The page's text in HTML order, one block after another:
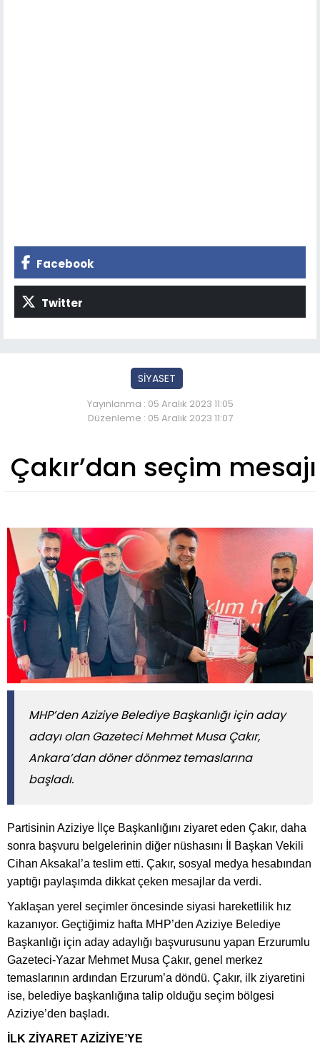
Facebook
Twitter
SİYASET
Yayınlanma : 05 Aralık 2023 11:05
Düzenleme : 05 Aralık 2023 11:07
Çakır’dan seçim mesajı
MHP’den Aziziye Belediye Başkanlığı için aday
adayı olan Gazeteci Mehmet Musa Çakır,
Ankara’dan döner dönmez temaslarına
başladı.
Partisinin Aziziye İlçe Başkanlığını ziyaret eden Çakır, daha
sonra başvuru belgelerinin diğer nüshasını İl Başkan Vekili
Cihan Aksakal’a teslim etti. Çakır, sosyal medya hesabından
yaptığı paylaşımda dikkat çeken mesajlar da verdi.
Yaklaşan yerel seçimler öncesinde siyasi hareketlilik hız
kazanıyor. Geçtiğimiz hafta MHP’den Aziziye Belediye
Başkanlığı için aday adaylığı başvurusunu yapan Erzurumlu
Gazeteci-Yazar Mehmet Musa Çakır, genel merkez
temaslarının ardından Erzurum’a döndü. Çakır, ilk ziyaretini
ise, belediye başkanlığına talip olduğu seçim bölgesi
Aziziye’den başladı.
İLK ZİYARET AZİZİYE’YE